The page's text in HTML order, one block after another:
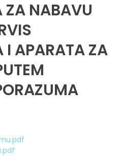
ZA NABAVU
I APARATA ZA